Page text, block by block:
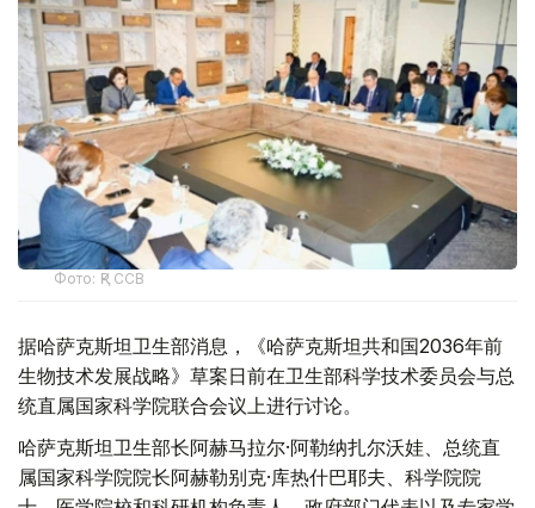
Фото: ҚР ССВ
据哈萨克斯坦卫生部消息，《哈萨克斯坦共和国2036年前
生物技术发展战略》草案日前在卫生部科学技术委员会与总
统直属国家科学院联合会议上进行讨论。
哈萨克斯坦卫生部长阿赫马拉尔·阿勒纳扎尔沃娃、总统直
属国家科学院院长阿赫勒别克·库热什巴耶夫、科学院院